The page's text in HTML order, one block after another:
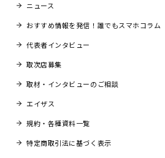
ニュース
おすすめ情報を発信！誰でもスマホコラム
代表者インタビュー
取次店募集
取材・インタビューのご相談
エイザス
規約・各種資料一覧
特定商取引法に基づく表示